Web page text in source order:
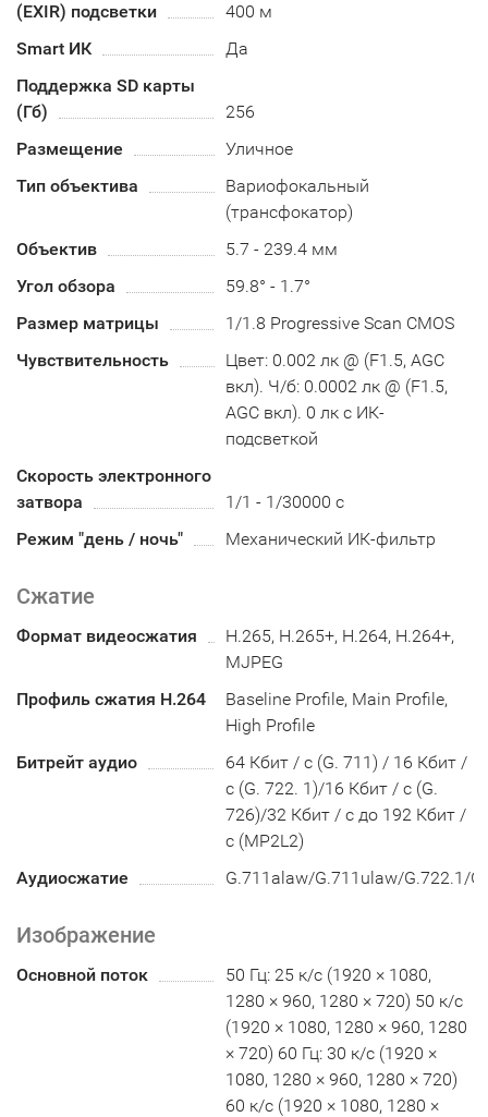
(EXIR) подсветки
400 м
Smart ИК
Да
Поддержка SD карты
(Гб)
256
Размещение
Уличное
Тип объектива
Вариофокальный
(трансфокатор)
Объектив
5.7 - 239.4 мм
Угол обзора
59.8° - 1.7°
Размер матрицы
1/1.8 Progressive Scan CMOS
Чувствительность
Цвет: 0.002 лк @ (F1.5, AGC
вкл). Ч/б: 0.0002 лк @ (F1.5,
AGC вкл). 0 лк с ИК-
подсветкой
Скорость электронного
затвора
1/1 - 1/30000 с
Режим "день / ночь"
Механический ИК-фильтр
Сжатие
Формат видеосжатия
H.265, H.265+, H.264, H.264+,
MJPEG
Профиль сжатия H.264
Baseline Profile, Main Profile,
High Profile
Битрейт аудио
64 Кбит / с (G. 711) / 16 Кбит /
с (G. 722. 1)/16 Кбит / с (G.
726)/32 Кбит / с до 192 Кбит /
с (MP2L2)
Аудиосжатие
G.711alaw/G.711ulaw/G.722.1/
Изображение
Основной поток
50 Гц: 25 к/с (1920 × 1080,
1280 × 960, 1280 × 720) 50 к/с
(1920 × 1080, 1280 × 960, 1280
× 720) 60 Гц: 30 к/с (1920 ×
1080, 1280 × 960, 1280 × 720)
60 к/с (1920 × 1080, 1280 ×